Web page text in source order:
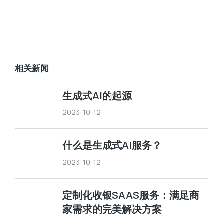
相关新闻
生成式AI的起源
2023-10-12
什么是生成式AI服务？
2023-10-12
定制化收银SAAS服务：满足商
家需求的完美解决方案